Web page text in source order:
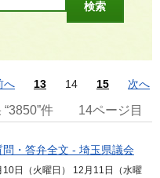
へ 13 14 15 次へ
件 14ページ目
・答弁全文 - 埼玉県議会
日（火曜日） 12月11日（水曜